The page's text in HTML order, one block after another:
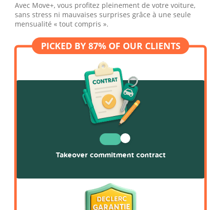
Avec Move+, vous profitez pleinement de votre voiture,
sans stress ni mauvaises surprises grâce à une seule
mensualité « tout compris ».
Takeover commitment contract